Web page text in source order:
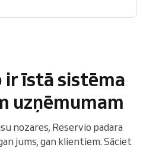
ir īstā sistēma
uzņēmumam
nozares, Reservio padara
jums, gan klientiem. Sāciet